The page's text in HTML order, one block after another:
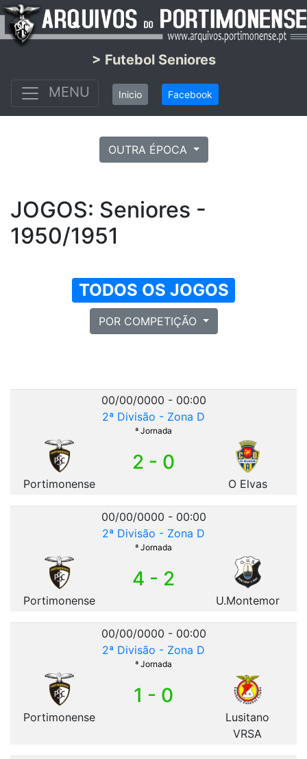
> Futebol Seniores
MENU
Inicio Facebook
OUTRA ÉPOCA
JOGOS: Seniores -
1950/1951
TODOS OS JOGOS
POR COMPETIÇÃO
00/00/0000 - 00:00
2ª Divisão - Zona D
ª Jornada
Portimonense
2 - 0
O Elvas
00/00/0000 - 00:00
2ª Divisão - Zona D
ª Jornada
Portimonense
4 - 2
U.Montemor
00/00/0000 - 00:00
2ª Divisão - Zona D
ª Jornada
Portimonense
1 - 0
Lusitano
VRSA